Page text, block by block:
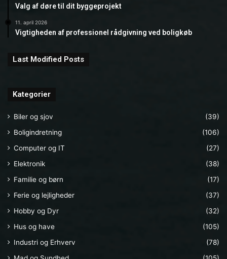
Valg af døre til dit byggeprojekt
11. april 2026
Vigtigheden af professionel rådgivning ved boligkøb
Last Modified Posts
Kategorier
Biler og sjov
(39)
Boligindretning
(106)
Computer og IT
(27)
Elektronik
(38)
Familie og børn
(17)
Ferie og lejligheder
(37)
Hobby og Dyr
(32)
Hus og have
(105)
Industri og Erhverv
(78)